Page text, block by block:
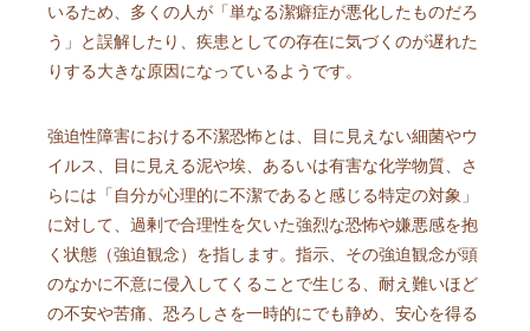
いるため、多くの人が「単なる潔癖症が悪化したものだろ
う」と誤解したり、疾患としての存在に気づくのが遅れた
りする大きな原因になっているようです。
強迫性障害における不潔恐怖とは、目に見えない細菌やウ
イルス、目に見える泥や埃、あるいは有害な化学物質、さ
らには「自分が心理的に不潔であると感じる特定の対象」
に対して、過剰で合理性を欠いた強烈な恐怖や嫌悪感を抱
く状態（強迫観念）を指します。指示、その強迫観念が頭
のなかに不意に侵入してくることで生じる、耐え難いほど
の不安や苦痛、恐ろしさを一時的にでも静め、安心を得る